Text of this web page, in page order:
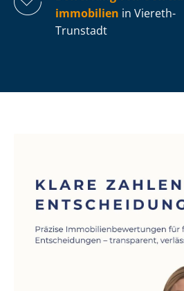
im­mo­bi­li­en in Viereth-
Trunstadt